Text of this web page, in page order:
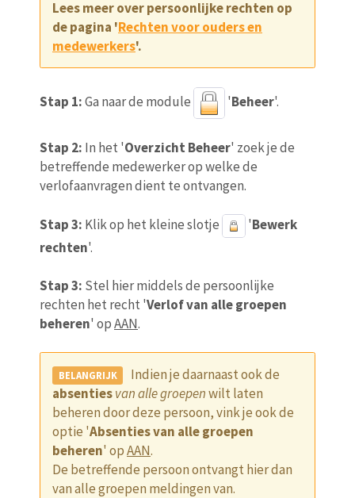
Lees meer over persoonlijke rechten op
de pagina 'Rechten voor ouders en
medewerkers'.
Stap 1:Ga naar de module 'Beheer'.
Stap 2: In het 'Overzicht Beheer' zoek je de
betreffende medewerker op welke de
verlofaanvragen dient te ontvangen.
Stap 3: Klik op het kleine slotje 'Bewerk
rechten'.
Stap 3: Stel hier middels de persoonlijke
rechten het recht 'Verlof van alle groepen
beheren' opAAN.
Indien je daarnaast ook de
absentiesvan alle groepenwilt laten
beheren door deze persoon, vink je ook de
optie 'Absenties van alle groepen
beheren' opAAN.
De betreffende persoon ontvangt hier dan
van alle groepen meldingen van.